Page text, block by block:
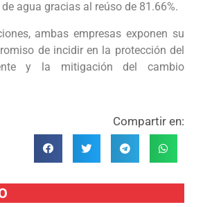
agua gracias al reúso de 81.66%.
ambas empresas exponen su
de incidir en la protección del
y la mitigación del cambio
Compartir en: